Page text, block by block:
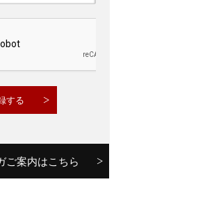
ご案内はこちら